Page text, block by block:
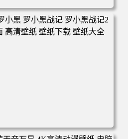
背 夕阳 日落 4K动漫壁纸 电脑桌
大全
罗小黑战记 罗小黑战记2 风息